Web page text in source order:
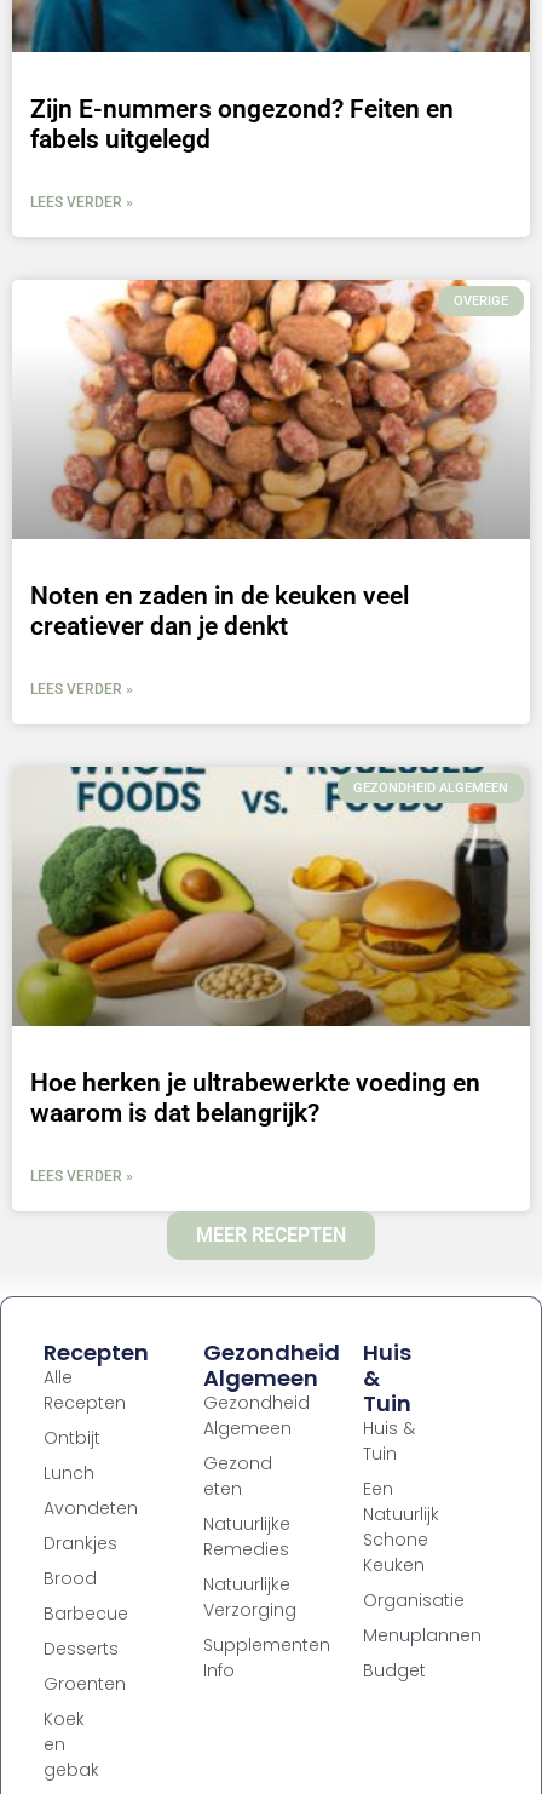
Zijn E-nummers ongezond? Feiten en
fabels uitgelegd
LEES VERDER »
OVERIGE
Noten en zaden in de keuken veel
creatiever dan je denkt
LEES VERDER »
GEZONDHEID ALGEMEEN
Hoe herken je ultrabewerkte voeding en
waarom is dat belangrijk?
LEES VERDER »
MEER RECEPTEN
Recepten
Alle
Recepten
Ontbijt
Lunch
Avondeten
Drankjes
Brood
Barbecue
Desserts
Groenten
Koek
en
gebak
Gezondheid
Algemeen
Gezondheid
Algemeen
Gezond
eten
Natuurlijke
Remedies
Natuurlijke
Verzorging
Supplementen
Info
Huis
&
Tuin
Huis &
Tuin
Een
Natuurlijk
Schone
Keuken
Organisatie
Menuplannen
Budget